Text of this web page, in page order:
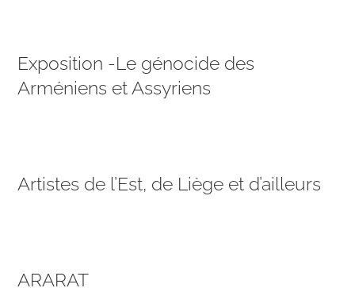
Exposition -Le génocide des
Arméniens et Assyriens
Artistes de l’Est, de Liège et d’ailleurs
ARARAT